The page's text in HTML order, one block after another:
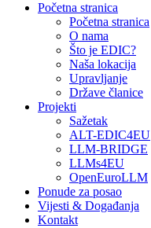
Početna stranica
Početna stranica
O nama
Što je EDIC?
Naša lokacija
Upravljanje
Države članice
Projekti
Sažetak
ALT-EDIC4EU
LLM-BRIDGE
LLMs4EU
OpenEuroLLM
Ponude za posao
Vijesti & Događanja
Kontakt